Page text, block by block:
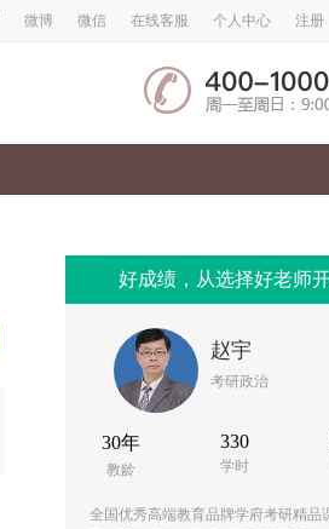
微博 微信 在线客服 个人中心 注册
好成绩，从选择好老师
赵宇
考研政治
30年
教龄
330
学时
全国优秀高端教育品牌学府考研精品